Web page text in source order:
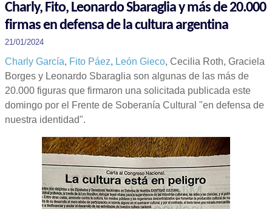
Charly, Fito, Leonardo Sbaraglia y más de 20.000
firmas en defensa de la cultura argentina
21/01/2024
Charly García, Fito Páez, León Gieco, Cecilia Roth, Graciela
Borges y Leonardo Sbaraglia son algunas de las más de
20.000 figuras que firmaron una solicitada publicada este
domingo por el Frente de Soberanía Cultural "en defensa de
nuestra identidad".